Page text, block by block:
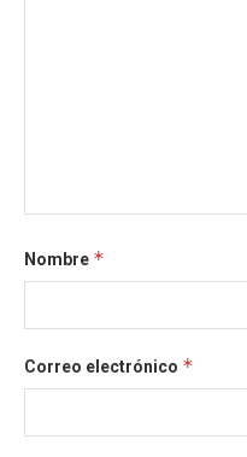
Nombre *
Correo electrónico *